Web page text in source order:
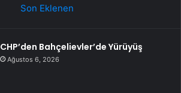
Son Eklenen
CHP’den Bahçelievler’de Yürüyüş
Ağustos 6, 2026